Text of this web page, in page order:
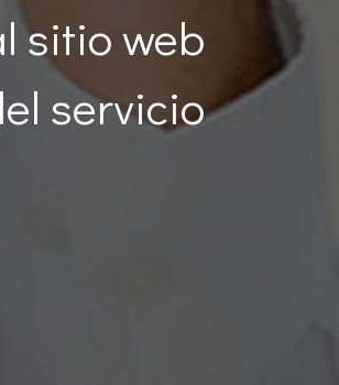
sitio web
servicio